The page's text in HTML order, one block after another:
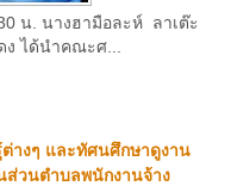
น. นางฮามือละห์ ลาเต๊ะ
ได้นำคณะศ...
างๆ และทัศนศึกษาดูงาน
ส่วนตำบลพนักงานจ้าง